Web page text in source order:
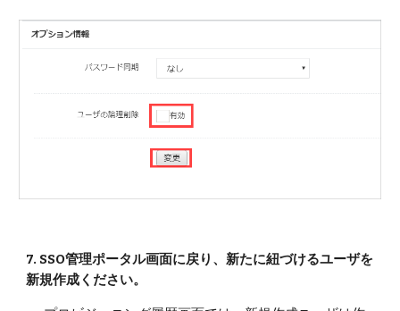
7. SSO管理ポータル画面に戻り、新たに紐づけるユーザを
新規作成ください。